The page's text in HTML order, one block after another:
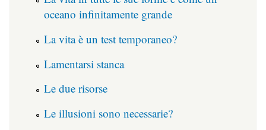
oceano infinitamente grande
La vita è un test temporaneo?
Lamentarsi stanca
Le due risorse
Le illusioni sono necessarie?